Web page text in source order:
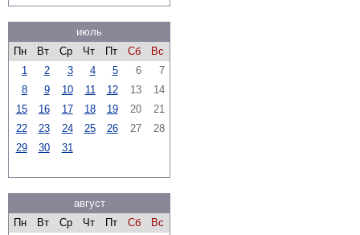
июль
Пн
Вт Ср Чт Пт Сб
Вс
1
2 3 4 5 6
7
8
9 10 11 12 13
14
15
16 17 18 19 20
21
22
23 24 25 26 27
28
29
30 31
август
Пн
Вт Ср Чт Пт Сб
Вс